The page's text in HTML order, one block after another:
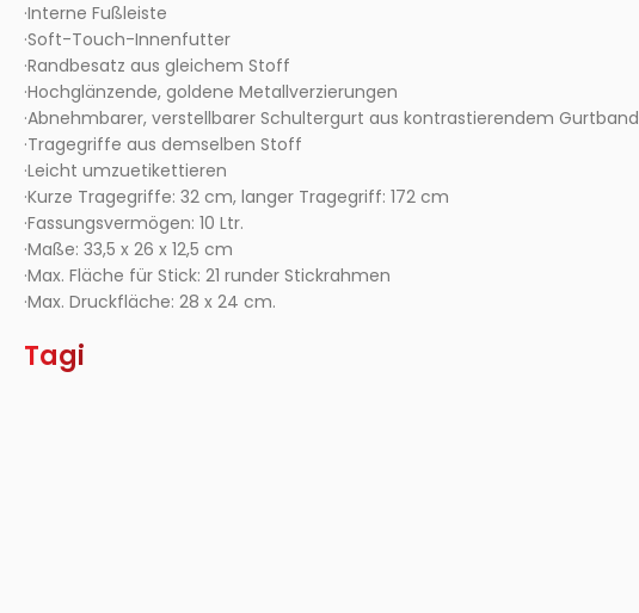
·Interne Fußleiste
·Soft-Touch-Innenfutter
·Randbesatz aus gleichem Stoff
·Hochglänzende, goldene Metallverzierungen
·Abnehmbarer, verstellbarer Schultergurt aus kontrastierendem Gurtband
·Tragegriffe aus demselben Stoff
·Leicht umzuetikettieren
·Kurze Tragegriffe: 32 cm, langer Tragegriff: 172 cm
·Fassungsvermögen: 10 Ltr.
·Maße: 33,5 x 26 x 12,5 cm
·Max. Fläche für Stick: 21 runder Stickrahmen
·Max. Druckfläche: 28 x 24 cm.
Tagi